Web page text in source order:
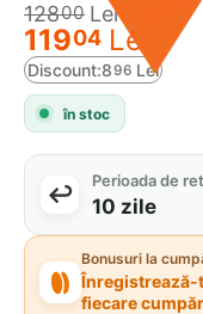
11904 Lei
12800 Lei
Discount:896 Lei
în stoc
Perioada de
10 zile
Bonusuri la
Înregistrează-
fiecare